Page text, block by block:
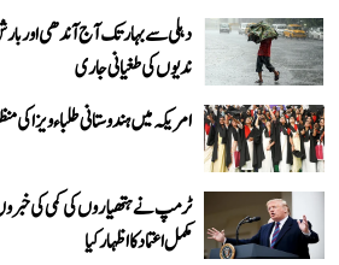
دہلی سے بہار تک آج آندھی اور
ندیوں کی طغیانی جاری
امریکہ میں ہندوستانی طلباء ویزا کی منظوری میں
ٹرمپ نے ہتھیاروں کی کمی کی
مکمل اعتماد کا اظہار کیا